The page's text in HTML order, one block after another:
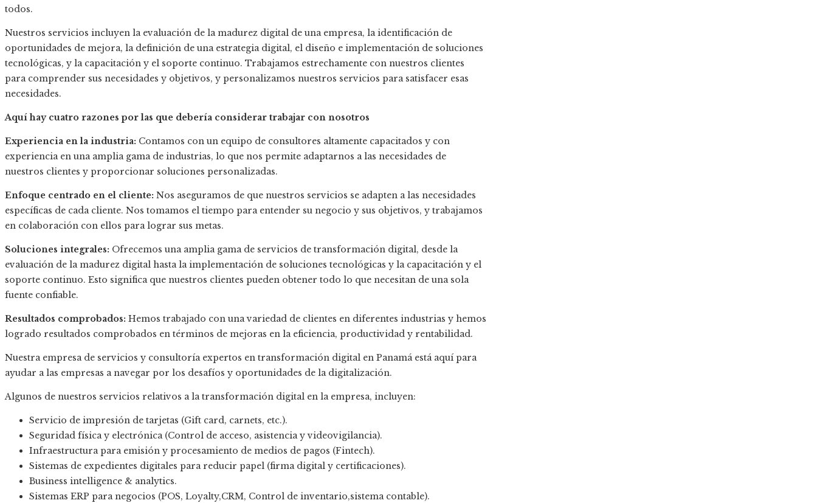
todos.
Nuestros servicios incluyen la evaluación de la madurez digital de una empresa, la identificación de
oportunidades de mejora, la definición de una estrategia digital, el diseño e implementación de soluciones
tecnológicas, y la capacitación y el soporte continuo. Trabajamos estrechamente con nuestros clientes
para comprender sus necesidades y objetivos, y personalizamos nuestros servicios para satisfacer esas
necesidades.
Aquí hay cuatro razones por las que debería considerar trabajar con nosotros
Experiencia en la industria: Contamos con un equipo de consultores altamente capacitados y con
experiencia en una amplia gama de industrias, lo que nos permite adaptarnos a las necesidades de
nuestros clientes y proporcionar soluciones personalizadas.
Enfoque centrado en el cliente: Nos aseguramos de que nuestros servicios se adapten a las necesidades
específicas de cada cliente. Nos tomamos el tiempo para entender su negocio y sus objetivos, y trabajamos
en colaboración con ellos para lograr sus metas.
Soluciones integrales: Ofrecemos una amplia gama de servicios de transformación digital, desde la
evaluación de la madurez digital hasta la implementación de soluciones tecnológicas y la capacitación y el
soporte continuo. Esto significa que nuestros clientes pueden obtener todo lo que necesitan de una sola
fuente confiable.
Resultados comprobados: Hemos trabajado con una variedad de clientes en diferentes industrias y hemos
logrado resultados comprobados en términos de mejoras en la eficiencia, productividad y rentabilidad.
Nuestra empresa de servicios y consultoría expertos en transformación digital en Panamá está aquí para
ayudar a las empresas a navegar por los desafíos y oportunidades de la digitalización.
Algunos de nuestros servicios relativos a la transformación digital en la empresa, incluyen:
Servicio de impresión de tarjetas (Gift card, carnets, etc.).
Seguridad física y electrónica (Control de acceso, asistencia y videovigilancia).
Infraestructura para emisión y procesamiento de medios de pagos (Fintech).
Sistemas de expedientes digitales para reducir papel (firma digital y certificaciones).
Business intelligence & analytics.
Sistemas ERP para negocios (POS, Loyalty,CRM, Control de inventario,sistema contable).